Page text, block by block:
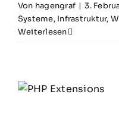
Von hagengraf | 3.
Systeme, Infrastruktur,
Weiterlesen